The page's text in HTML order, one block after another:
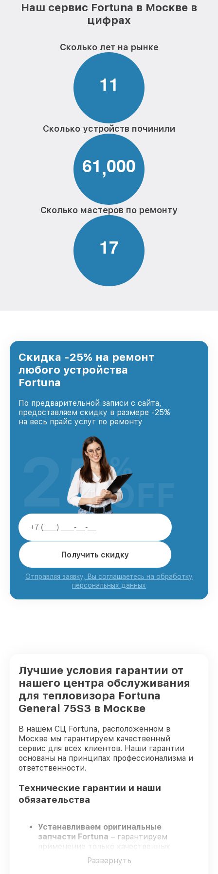
Наш сервис Fortuna в Москве в
цифрах
Сколько лет на рынке
11
Сколько устройств починили
61,000
Сколько мастеров по ремонту
17
Скидка -25% на ремонт
любого устройства
Fortuna
По предварительной записи с сайта,
предоставляем скидку в размере -25%
на весь прайс услуг по ремонту
Получить скидку
Отправляя заявку, Вы соглашаетесь на обработку
персональных данных
25%
OFF
Лучшие условия гарантии от
нашего центра обслуживания
для тепловизора Fortuna
General 75S3 в Москве
В нашем СЦ Fortuna, расположенном в
Москве мы гарантируем качественный
сервис для всех клиентов. Наши гарантии
основаны на принципах профессионализма и
ответственности.
Технические гарантии и наши
обязательства
Устанавливаем оригинальные
запчасти Fortuna – гарантируем
применение только качественных
комплектующих.
Опытные инженеры– проходят
Развернуть